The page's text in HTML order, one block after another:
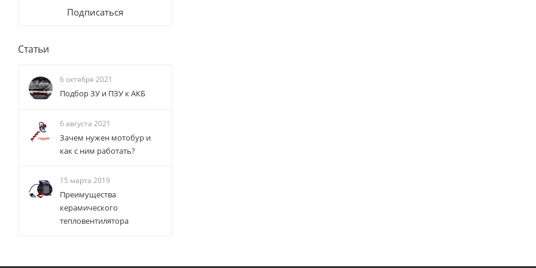
Подписаться
Статьи
6 октября 2021
Подбор ЗУ и ПЗУ к АКБ
6 августа 2021
Зачем нужен мотобур и
как с ним работать?
15 марта 2019
Преимущества
керамического
тепловентилятора